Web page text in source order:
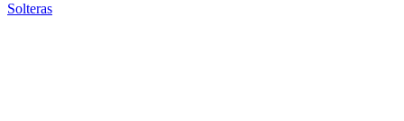
Solteras